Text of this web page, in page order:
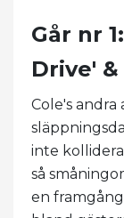
Går nr
Drive'
Cole's andra
inte
så
en